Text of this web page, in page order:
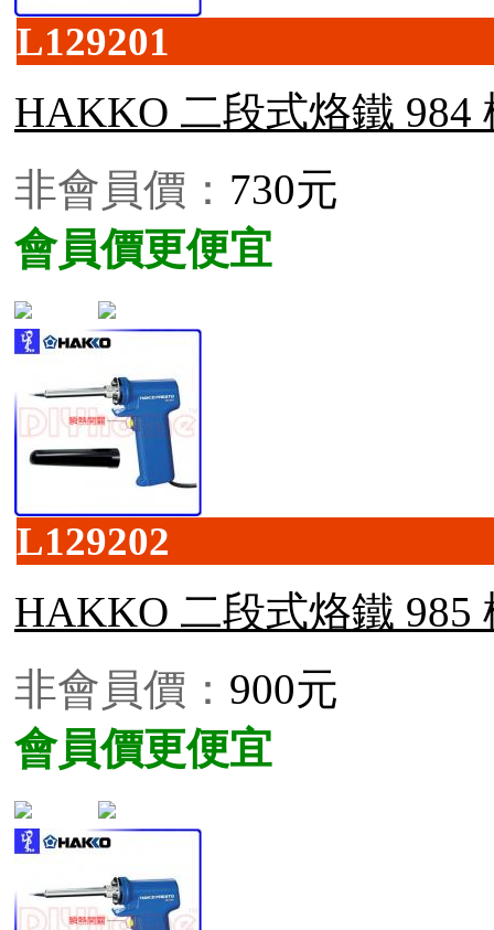
L129201
HAKKO 二段式烙鐵 984
非會員價： 730元
會員價更便宜
L129202
HAKKO 二段式烙鐵 985
非會員價： 900元
會員價更便宜